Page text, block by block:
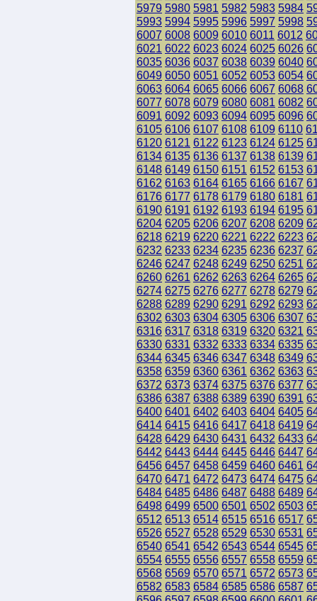
5979 5980 5981 5982 5983 5984
5993 5994 5995 5996 5997 5998
6007 6008 6009 6010 6011 6012
6021 6022 6023 6024 6025 6026
6035 6036 6037 6038 6039 6040
6049 6050 6051 6052 6053 6054
6063 6064 6065 6066 6067 6068
6077 6078 6079 6080 6081 6082
6091 6092 6093 6094 6095 6096
6105 6106 6107 6108 6109 6110
6120 6121 6122 6123 6124 6125
6134 6135 6136 6137 6138 6139
6148 6149 6150 6151 6152 6153
6162 6163 6164 6165 6166 6167
6176 6177 6178 6179 6180 6181
6190 6191 6192 6193 6194 6195
6204 6205 6206 6207 6208 6209
6218 6219 6220 6221 6222 6223
6232 6233 6234 6235 6236 6237
6246 6247 6248 6249 6250 6251
6260 6261 6262 6263 6264 6265
6274 6275 6276 6277 6278 6279
6288 6289 6290 6291 6292 6293
6302 6303 6304 6305 6306 6307
6316 6317 6318 6319 6320 6321
6330 6331 6332 6333 6334 6335
6344 6345 6346 6347 6348 6349
6358 6359 6360 6361 6362 6363
6372 6373 6374 6375 6376 6377
6386 6387 6388 6389 6390 6391
6400 6401 6402 6403 6404 6405
6414 6415 6416 6417 6418 6419
6428 6429 6430 6431 6432 6433
6442 6443 6444 6445 6446 6447
6456 6457 6458 6459 6460 6461
6470 6471 6472 6473 6474 6475
6484 6485 6486 6487 6488 6489
6498 6499 6500 6501 6502 6503
6512 6513 6514 6515 6516 6517
6526 6527 6528 6529 6530 6531
6540 6541 6542 6543 6544 6545
6554 6555 6556 6557 6558 6559
6568 6569 6570 6571 6572 6573
6582 6583 6584 6585 6586 6587